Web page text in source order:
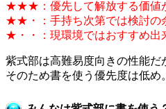
★★★：優先して解放する価値
★★・：手持ち次第では検討の
★・・：現環境ではおすすめ出
紫式部は高難易度向きの性能だ
そのため書を使う優先度は低め。